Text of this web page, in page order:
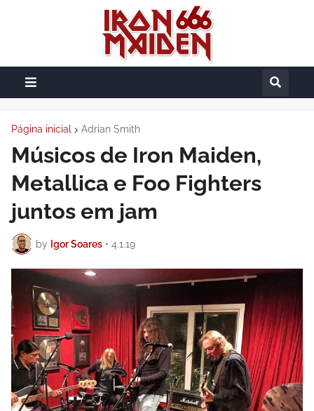
Página inicial Adrian Smith
Músicos de Iron Maiden,
Metallica e Foo Fighters
juntos em jam
by Igor Soares • 4.1.19